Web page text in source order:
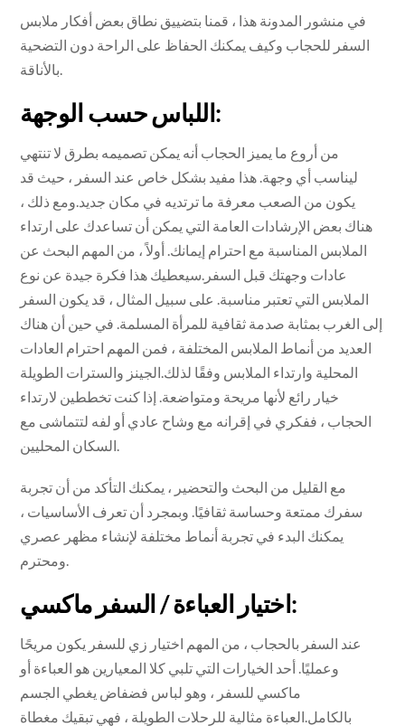
في منشور المدونة هذا ، قمنا بتضييق نطاق بعض أفكار ملابس
السفر للحجاب وكيف يمكنك الحفاظ على الراحة دون التضحية
بالأناقة.
اللباس حسب الوجهة:
من أروع ما يميز الحجاب أنه يمكن تصميمه بطرق لا تنتهي
ليناسب أي وجهة. هذا مفيد بشكل خاص عند السفر ، حيث قد
يكون من الصعب معرفة ما ترتديه في مكان جديد.ومع ذلك ،
هناك بعض الإرشادات العامة التي يمكن أن تساعدك على ارتداء
الملابس المناسبة مع احترام إيمانك. أولاً ، من المهم البحث عن
عادات وجهتك قبل السفر.سيعطيك هذا فكرة جيدة عن نوع
الملابس التي تعتبر مناسبة. على سبيل المثال ، قد يكون السفر
إلى الغرب بمثابة صدمة ثقافية للمرأة المسلمة. في حين أن هناك
العديد من أنماط الملابس المختلفة ، فمن المهم احترام العادات
المحلية وارتداء الملابس وفقًا لذلك.الجينز والسترات الطويلة
خيار رائع لأنها مريحة ومتواضعة. إذا كنت تخططين لارتداء
الحجاب ، ففكري في إقرانه مع وشاح عادي أو لفه لتتماشى مع
مع القليل من البحث والتحضير ، يمكنك التأكد من أن تجربة
سفرك ممتعة وحساسة ثقافيًا. وبمجرد أن تعرف الأساسيات ،
يمكنك البدء في تجربة أنماط مختلفة لإنشاء مظهر عصري
ومحترم.
اختيار العباءة / السفر ماكسي:
عند السفر بالحجاب ، من المهم اختيار زي للسفر يكون مريحًا
وعمليًا. أحد الخيارات التي تلبي كلا المعيارين هو العباءة أو
ماكسي للسفر ، وهو لباس فضفاض يغطي الجسم
بالكامل.العباءة مثالية للرحلات الطويلة ، فهي تبقيك مغطاة